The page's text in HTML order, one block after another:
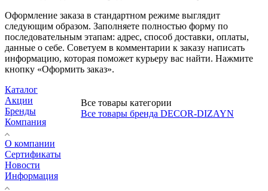
Оформление заказа в стандартном режиме выглядит
следующим образом. Заполняете полностью форму по
последовательным этапам: адрес, способ доставки, оплаты,
данные о себе. Советуем в комментарии к заказу написать
информацию, которая поможет курьеру вас найти. Нажмите
кнопку «Оформить заказ».
Все товары категории
Все товары бренда DECOR-DIZAYN
Каталог
Акции
Бренды
Компания
О компании
Сертификаты
Новости
Информация